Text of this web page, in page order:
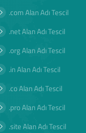
.com Alan Adı Tescil
.net Alan Adı Tescil
.org Alan Adı Tescil
.in Alan Adı Tescil
.co Alan Adı Tescil
.pro Alan Adı Tescil
.site Alan Adı Tescil